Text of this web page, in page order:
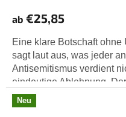
ab €25,85
Eine klare Botschaft
sagt laut aus, was jeder
Antisemitismus verdient
eindeutige Ablehnung.
Neu